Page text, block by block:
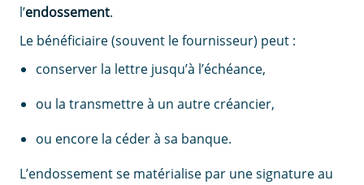
l’endossement.
Le bénéficiaire (souvent le fournisseur) peut :
conserver la lettre jusqu’à l’échéance,
ou la transmettre à un autre créancier,
ou encore la céder à sa banque.
L’endossement se matérialise par une signature au